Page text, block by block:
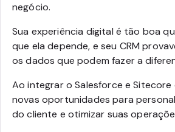
negócio.
Sua experiência digital é tão boa
que ela depende, e seu CRM
os dados que podem fazer a
Ao integrar o Salesforce e Sitecore
novas oportunidades para
do cliente e otimizar suas